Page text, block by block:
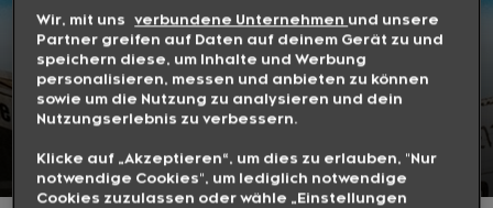
SPIELFILM-ABENDE
SAMSTAGS UND SONNTAGS UM 20:15 UHR
Wir, mit uns verbundene Unternehmen und unsere
Partner greifen auf Daten auf deinem Gerät zu und
speichern diese, um Inhalte und Werbung
personalisieren, messen und anbieten zu können
sowie um die Nutzung zu analysieren und dein
Nutzungserlebnis zu verbessern.
Klicke auf „Akzeptieren“, um dies zu erlauben, "Nur
notwendige Cookies", um lediglich notwendige
Cookies zuzulassen oder wähle „Einstellungen